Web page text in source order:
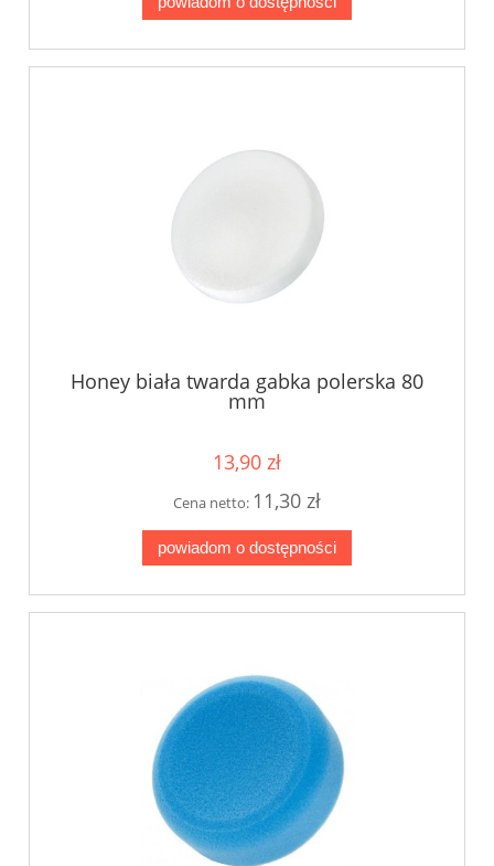
Honey biała twarda gabka polerska 80
mm
13,90 zł
Cena netto: 11,30 zł
powiadom o dostępności